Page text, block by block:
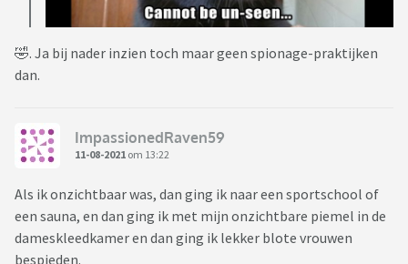
🤣. Ja bij nader inzien toch maar geen spionage-praktijken
dan.
ImpassionedRaven59
11-08-2021 om 13:22
Als ik onzichtbaar was, dan ging ik naar een sportschool of
een sauna, en dan ging ik met mijn onzichtbare piemel in de
dameskleedkamer en dan ging ik lekker blote vrouwen
bespieden.